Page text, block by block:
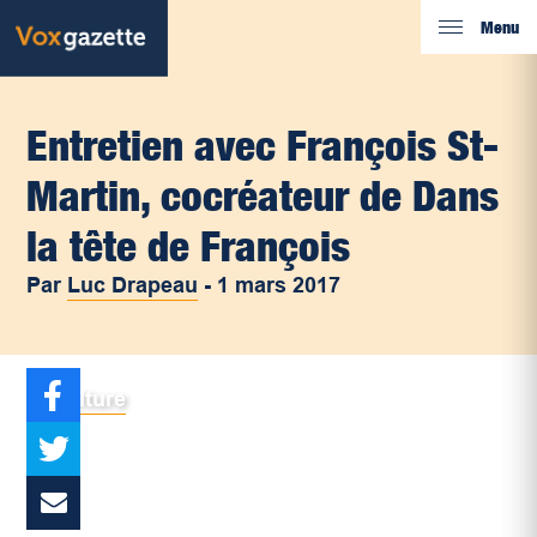
Menu
Entretien avec François St-
Martin, cocréateur de Dans
la tête de François
Par Luc Drapeau - 1 mars 2017
Culture